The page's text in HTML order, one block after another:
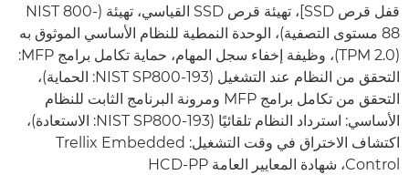
قفل قرص SSD]، تهيئة قرص SSD القياسي، تهيئة (NIST 800-
88 مستوى التصفية)، الوحدة النمطية للنظام الأساسي الموثوق به
(TPM 2.0)، وظيفة إخفاء سجل المهام، حماية تكامل برامج MFP:
التحقق من النظام عند التشغيل (NIST SP800-193: الحماية)،
التحقق من تكامل برامج MFP ومرونة البرنامج الثابت للنظام
الأساسي: استرداد النظام تلقائيًا (NIST SP800-193: الاستعادة)،
اكتشاف الاختراق في وقت التشغيل: Trellix Embedded
Control، شهادة المعايير العامة HCD-PP